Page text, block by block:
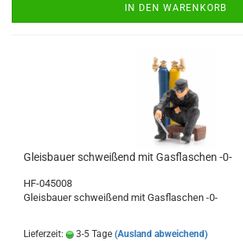
IN DEN WARENKORB
Gleisbauer schweißend mit Gasflaschen -0-
HF-045008
Gleisbauer schweißend mit Gasflaschen -0-
Lieferzeit: 3-5 Tage (Ausland abweichend)